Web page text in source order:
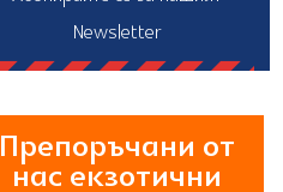
Newsletter
Препоръчани от
нас екзотични